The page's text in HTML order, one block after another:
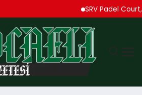
SRV Padel Court,